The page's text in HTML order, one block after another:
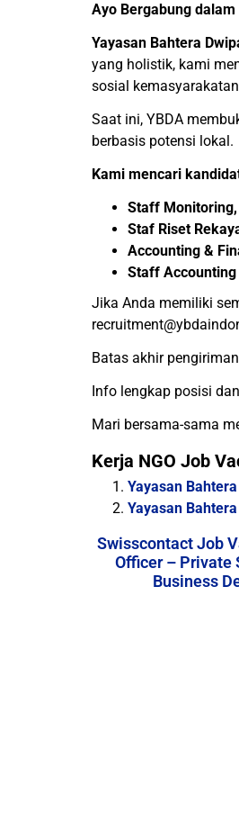
Ayo Bergabung
Yayasan Bahtera
yang holistik, kami
sosial
Saat ini, YBDA
berbasis potensi lokal.
Kami mencari
Staff
Staf Riset
Accounting &
Staff Accounting
Jika Anda memiliki
Batas akhir
Info lengkap posisi
Mari bersama-sama
Kerja NGO Job
Yayasan
Yayasan
Swisscontact Job
Officer – Private
Business